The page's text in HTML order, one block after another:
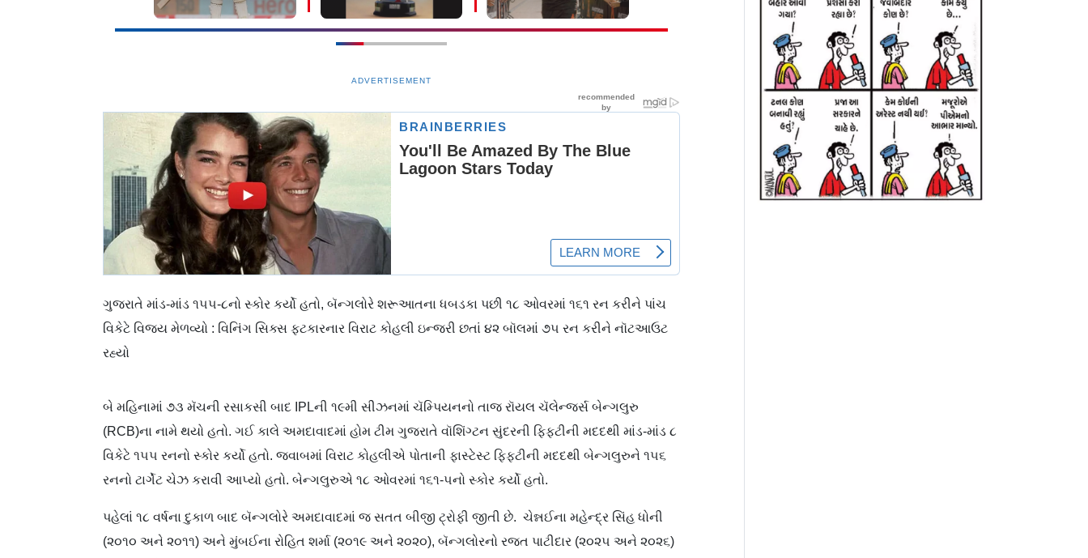
તકલીફ
જાહેરાત
ADVERTISEMENT
ગુજરાતે માંડ-માંડ ૧૫૫-૮નો સ્કોર કર્યો હતો, બૅન્ગલોરે શરૂઆતના ધબડકા પછી ૧૮ ઓવરમાં ૧૬૧ રન કરીને પાંચ
વિકેટે વિજય મેળવ્યો : વિનિંગ સિક્સ ફટકારનાર વિરાટ કોહલી ઇન્જરી છતાં ૪૨ બૉલમાં ૭૫ રન કરીને નૉટઆઉટ
રહ્યો
બે મહિનામાં ૭૩ મૅચની રસાકસી બાદ IPLની ૧૯મી સીઝનમાં ચૅમ્પિયનનો તાજ રૉયલ ચૅલેન્જર્સ બેન્ગલુરુ
(RCB)ના નામે થયો હતો. ગઈ કાલે અમદાવાદમાં હોમ ટીમ ગુજરાતે વૉશિંગ્ટન સુંદરની ફિફ્ટીની મદદથી માંડ-માંડ ૮
વિકેટે ૧૫૫ રનનો સ્કોર કર્યો હતો. જવાબમાં વિરાટ કોહલીએ પોતાની ફાસ્ટેસ્ટ ફિફ્ટીની મદદથી બેન્ગલુરુને ૧૫૬
રનનો ટાર્ગેટ ચેઝ કરાવી આપ્યો હતો. બેન્ગલુરુએ ૧૮ ઓવરમાં ૧૬૧-૫નો સ્કોર કર્યો હતો.
પહેલાં ૧૮ વર્ષના દુકાળ બાદ બૅન્ગલોરે અમદાવાદમાં જ સતત બીજી ટ્રોફી જીતી છે. ચેન્નઈના મહેન્દ્ર સિંહ ધોની
(૨૦૧૦ અને ૨૦૧૧) અને મુંબઈના રોહિત શર્મા (૨૦૧૯ અને ૨૦૨૦), બૅન્ગલોરનો રજત પાટીદાર (૨૦૨૫ અને ૨૦૨૬)